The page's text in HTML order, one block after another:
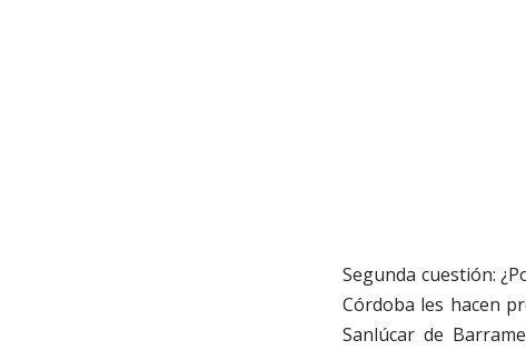
Segunda cuestión:
Córdoba les hacen
Sanlúcar de